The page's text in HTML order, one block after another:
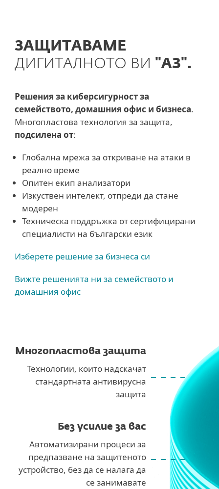
ЗАЩИТАВАМЕ
ДИГИТАЛНОТО ВИ "АЗ".
Решения за киберсигурност за
семейството, домашния офис и бизнеса.
Многопластова технология за защита,
подсилена от:
Глобална мрежа за откриване на атаки в
реално време
Опитен екип анализатори
Изкуствен интелект, отпреди да стане
модерен
Техническа поддръжка от сертифицирани
специалисти на български език
Изберете решение за бизнеса си
Вижте решенията ни за семейството и
домашния офис
Многопластова защита
Технологии, които надскачат
стандартната антивирусна
защита
Без усилие за вас
Автоматизирани процеси за
предпазване на защитеното
устройство, без да се налага да
се занимавате